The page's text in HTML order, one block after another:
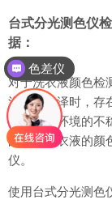
台式分光测色仪
据：
对于洗衣液颜色检
洗衣液色泽时，存
为光照等环境的不
的测定洗衣液的颜
仪。
使用台式分光测色
色差仪